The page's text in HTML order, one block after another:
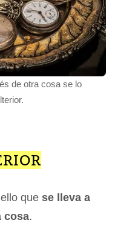
de otra cosa se lo
que se lleva a
cosa.